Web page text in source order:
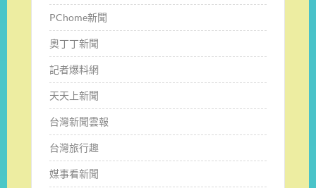
PChome新聞
奧丁丁新聞
記者爆料網
天天上新聞
台灣新聞雲報
台灣旅行趣
媒事看新聞